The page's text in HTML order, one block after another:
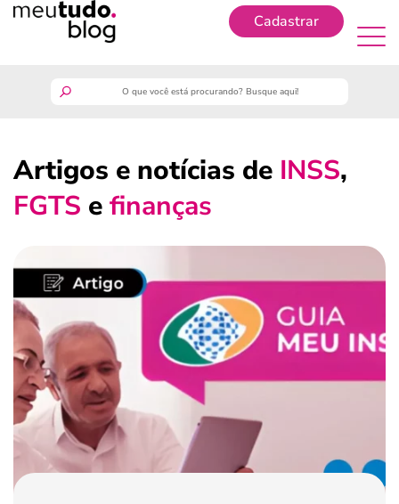
Cadastrar
guia do trabalhador
benefícios
crédito fácil
últimas notícias
ferramentas
Artigos e notícias de INSS,
FGTS efinanças